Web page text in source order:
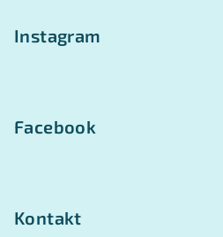
Instagram
Facebook
Kontakt